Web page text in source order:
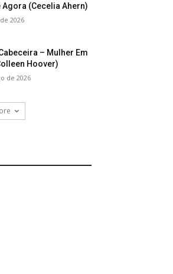
Agora (Cecelia Ahern)
2026
– Mulher Em
Hoover)
de 2026